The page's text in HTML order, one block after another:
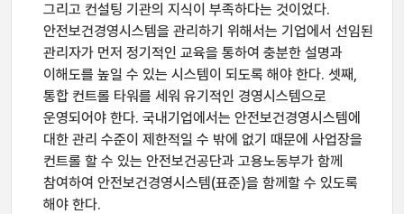
그리고 컨설팅 기관의 지식이 부족하다는 것이었다.
안전보건경영시스템을 관리하기 위해서는 기업에서 선임된
관리자가 먼저 정기적인 교육을 통하여 충분한 설명과
이해도를 높일 수 있는 시스템이 되도록 해야 한다. 셋째,
통합 컨트롤 타워를 세워 유기적인 경영시스템으로
운영되어야 한다. 국내기업에서는 안전보건경영시스템에
대한 관리 수준이 제한적일 수 밖에 없기 때문에 사업장을
컨트롤 할 수 있는 안전보건공단과 고용노동부가 함께
참여하여 안전보건경영시스템(표준)을 함께할 수 있도록
해야 한다.